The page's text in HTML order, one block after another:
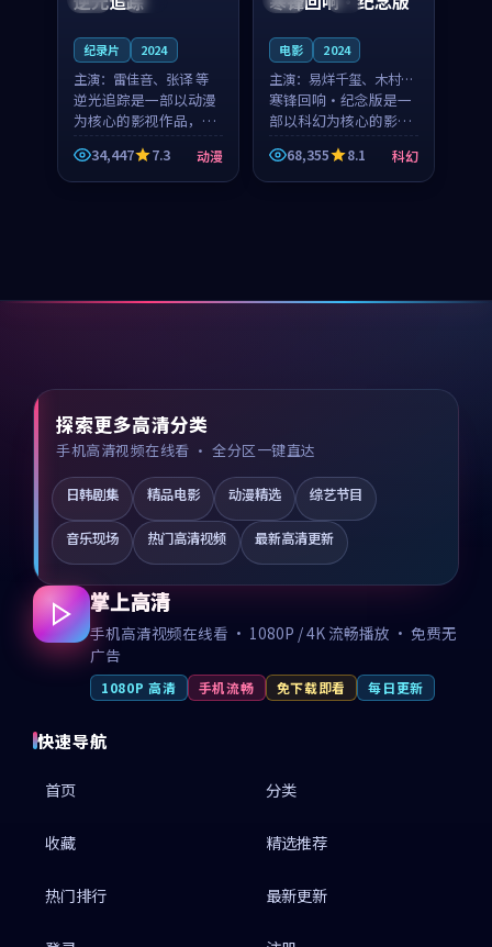
纪录片 2024
主演： 雷佳音、张译 等
逆光追踪是一部以动漫
为核心的影视作品，围
绕危机、反转与人物成
长展开，整体节奏紧
凑，值得推荐观看。
34,447 7.3 动漫
电影 2024
主演： 易烊千玺、木村拓
哉 等
寒锋回响·纪念版是一
部以科幻为核心的影视
作品，围绕危机、反转
与人物成长展开，整体
节奏紧凑，值得推荐观
68,355 8.1 科幻
探索更多高清分类
手机高清视频在线看 · 全分区一键直达
日韩剧集 精品电影 动漫精选 综艺节目
音乐现场 热门高清视频 最新高清更新
掌上高清
手机高清视频在线看 · 1080P / 4K 流畅播放 · 免费无
广告
1080P 高清 手机流畅 免下载即看 每日更新
快速导航
首页 分类
收藏 精选推荐
热门排行 最新更新